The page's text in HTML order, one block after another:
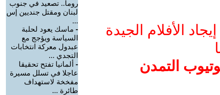
الأفلام الجيدة
التمدن
روما.. تصعيد في جنوب
لبنان ومقتل جنديين إس
...
- ماسك يعود لحلبة
السياسة ويؤجج مع
عبدول معركة انتخابات
التجدي ...
- ألمانيا تفتح تحقيقا
عاجلا في تسلل مسيرة
مفخخة لاستهداف
طائرة ...